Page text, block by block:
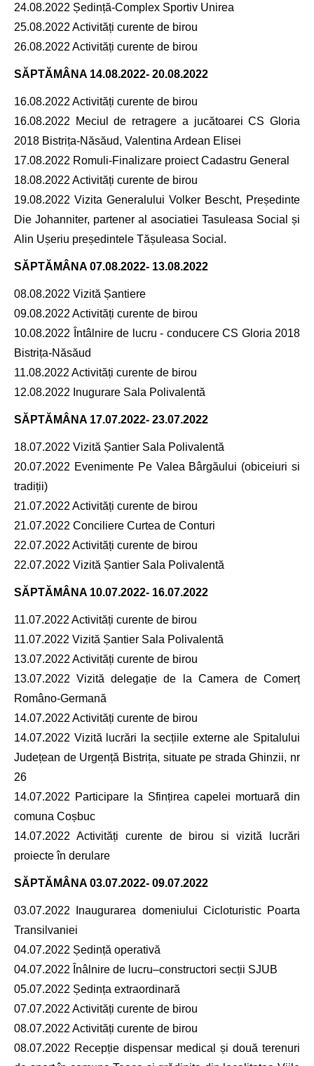
24.08.2022 Ședință-Complex Sportiv Unirea
25.08.2022 Activități curente de birou
26.08.2022 Activități curente de birou
SĂPTĂMÂNA 14.08.2022- 20.08.2022
16.08.2022 Activități curente de birou
16.08.2022 Meciul de retragere a jucătoarei CS Gloria
2018 Bistrița-Năsăud, Valentina Ardean Elisei
17.08.2022 Romuli-Finalizare proiect Cadastru General
18.08.2022 Activități curente de birou
19.08.2022 Vizita Generalului Volker Bescht, Președinte
Die Johanniter, partener al asociatiei Tasuleasa Social și
Alin Ușeriu președintele Tășuleasa Social.
SĂPTĂMÂNA 07.08.2022- 13.08.2022
08.08.2022 Vizită Șantiere
09.08.2022 Activități curente de birou
10.08.2022 Întâlnire de lucru - conducere CS Gloria 2018
Bistrița-Năsăud
11.08.2022 Activități curente de birou
12.08.2022 Inugurare Sala Polivalentă
SĂPTĂMÂNA 17.07.2022- 23.07.2022
18.07.2022 Vizită Șantier Sala Polivalentă
20.07.2022 Evenimente Pe Valea Bârgăului (obiceiuri si
tradiții)
21.07.2022 Activități curente de birou
21.07.2022 Conciliere Curtea de Conturi
22.07.2022 Activități curente de birou
22.07.2022 Vizită Șantier Sala Polivalentă
SĂPTĂMÂNA 10.07.2022- 16.07.2022
11.07.2022 Activități curente de birou
11.07.2022 Vizită Șantier Sala Polivalentă
13.07.2022 Activități curente de birou
13.07.2022 Vizită delegație de la Camera de Comerț
Româno-Germană
14.07.2022 Activități curente de birou
14.07.2022 Vizită lucrări la secțiile externe ale Spitalului
Județean de Urgență Bistrița, situate pe strada Ghinzii, nr
26
14.07.2022 Participare la Sfințirea capelei mortuară din
comuna Coșbuc
14.07.2022 Activități curente de birou si vizită lucrări
proiecte în derulare
SĂPTĂMÂNA 03.07.2022- 09.07.2022
03.07.2022 Inaugurarea domeniului Cicloturistic Poarta
Transilvaniei
04.07.2022 Ședință operativă
04.07.2022 Înâlnire de lucru–constructori secții SJUB
05.07.2022 Ședința extraordinară
07.07.2022 Activități curente de birou
08.07.2022 Activități curente de birou
08.07.2022 Recepție dispensar medical și două terenuri